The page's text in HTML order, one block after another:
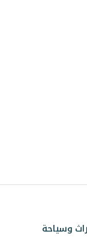
وسياحة